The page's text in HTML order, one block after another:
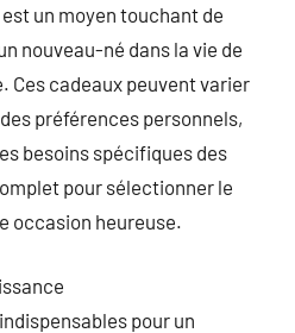
un moyen touchant de
nouveau-né dans la vie de
Ces cadeaux peuvent varier
préférences personnels,
besoins spécifiques des
pour sélectionner le
occasion heureuse.
pour un